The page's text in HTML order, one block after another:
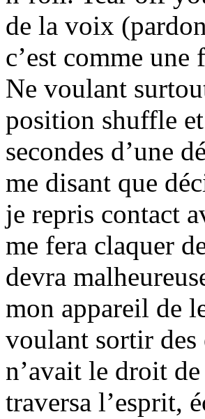
de la voix
c’est comme
Ne voulant
position shuffle
secondes d’une
me disant que
je repris contact
me fera claquer
devra
mon appareil de
voulant sortir des
n’avait le droit
traversa l’esprit,